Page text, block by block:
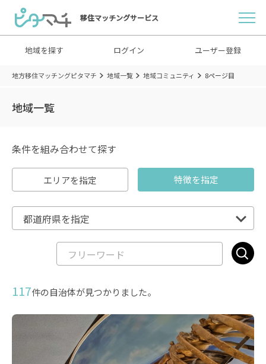
移住マッチングサービス
地域を探す ログイン ユーザー登録
地方移住マッチングピタマチ 地域一覧 地域コミュニティ 8ページ目
地域一覧
条件を組み合わせて探す
エリアを指定 特徴を指定
117件の自治体が見つかりました。